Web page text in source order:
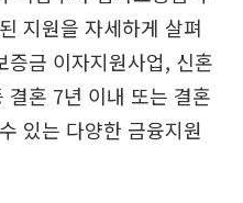
지원을 자세하게 살펴
금 이자지원사업, 신혼
결혼 7년 이내 또는 결혼
있는 다양한 금융지원